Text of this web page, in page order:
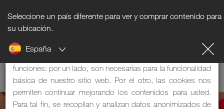
Seleccione un país diferente para ver y comprar contenido para
su ubicación.
España
Nota sobre cookies
Nuestra página web utiliza cookies, que tienen dos
funciones: por un lado, son necesarias para la funcionalidad
básica de nuestro sitio web. Por el otro, las cookies nos
permiten continuar mejorando los contenidos para usted.
Para tal fin, se recopilan y analizan datos anonimizados de